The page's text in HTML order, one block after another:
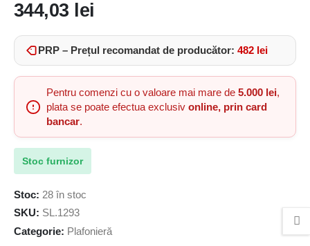
344,03 lei
PRP – Prețul recomandat de producător: 482 lei
Pentru comenzi cu o valoare mai mare de 5.000 lei,
plata se poate efectua exclusiv online, prin card
bancar.
Stoc furnizor
Stoc: 28 în stoc
SKU: SL.1293
Categorie: Plafonieră